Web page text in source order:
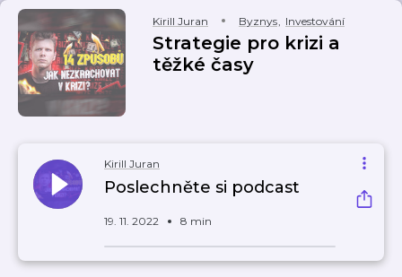
Kirill Juran Byznys, Investování
Strategie pro krizi a
těžké časy
Kirill Juran
Poslechněte si podcast
19. 11. 2022 8 min